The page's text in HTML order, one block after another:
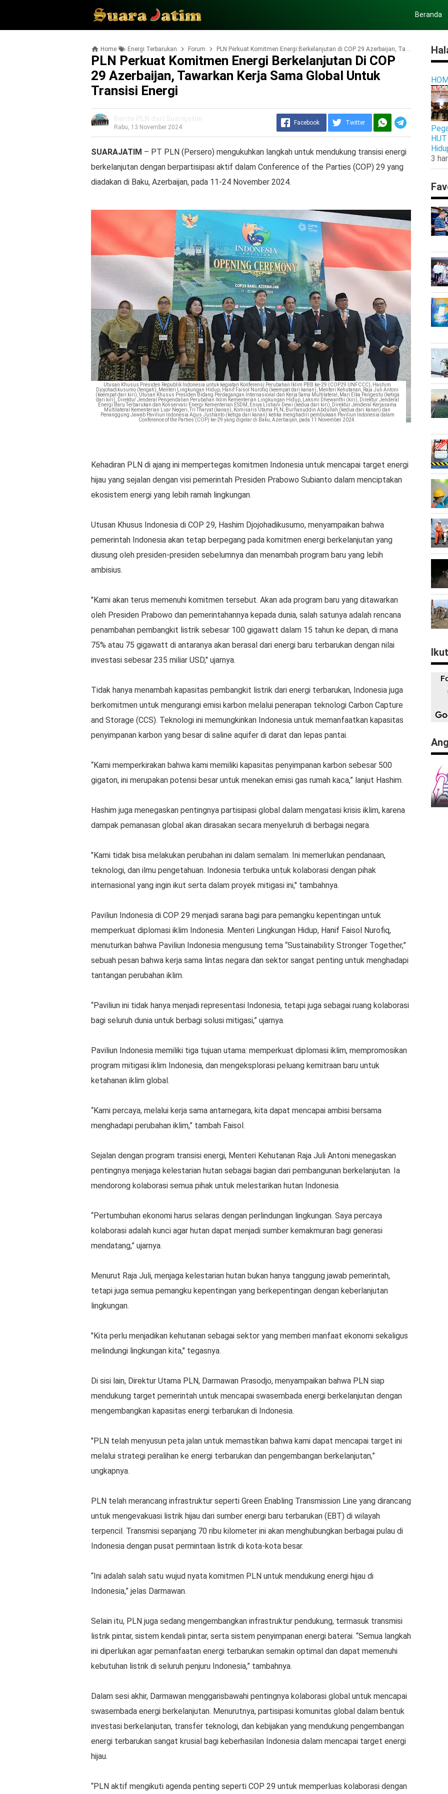
Beranda
Home Energi Terbarukan Forum PLN Perkuat Komitmen Energi Berkelanjutan di COP 29 Azerbaijan, Tawarkan Kerja Sama Global untuk Transisi Energi
PLN Perkuat Komitmen Energi Berkelanjutan Di COP
29 Azerbaijan, Tawarkan Kerja Sama Global Untuk
Transisi Energi
Rabu, 13 November 2024
Facebook Twitter
SUARAJATIM – PT PLN (Persero) mengukuhkan langkah untuk mendukung transisi energi
berkelanjutan dengan berpartisipasi aktif dalam Conference of the Parties (COP) 29 yang
diadakan di Baku, Azerbaijan, pada 11-24 November 2024.
Utusan Khusus Presiden Republik Indonesia untuk kegiatan Konferensi Perubahan Iklim PBB ke-29 (COP29 UNFCCC), Hashim
Djojohadikusumo (tengah), Menteri Lingkungan Hidup, Hanif Faisol Nurofiq (keempat dari kanan), Menteri Kehutanan, Raja Juli Antoni
(keempat dari kiri), Utusan Khusus Presiden Bidang Perdagangan Internasional dan Kerja Sama Multilateral, Mari Elka Pangestu (ketiga
dari kiri), Direktur Jenderal Pengendalian Perubahan Iklim Kementerian Lingkungan Hidup, Laksmi Dhewanthi (kiri), Direktur Jenderal
Energi Baru Terbarukan dan Konservasi Energi Kementerian ESDM, Eniya Listiani Dewi (kedua dari kiri), Direktur Jenderal Kerjasama
Multilateral Kementerian Luar Negeri, Tri Tharyat (kanan), Komisaris Utama PLN, Burhanuddin Abdullah (kedua dari kanan) dan
Penanggung Jawab Paviliun Indonesia Agus Justianto (ketiga dari kanan) ketika menghadiri pembukaan Paviliun Indonesia dalam
Conference of the Parties (COP) ke-29 yang digelar di Baku, Azerbaijan, pada 11 November 2024.
Kehadiran PLN di ajang ini mempertegas komitmen Indonesia untuk mencapai target energi
hijau yang sejalan dengan visi pemerintah Presiden Prabowo Subianto dalam menciptakan
ekosistem energi yang lebih ramah lingkungan.
Utusan Khusus Indonesia di COP 29, Hashim Djojohadikusumo, menyampaikan bahwa
pemerintah Indonesia akan tetap berpegang pada komitmen energi berkelanjutan yang
diusung oleh presiden-presiden sebelumnya dan menambah program baru yang lebih
ambisius.
"Kami akan terus memenuhi komitmen tersebut. Akan ada program baru yang ditawarkan
oleh Presiden Prabowo dan pemerintahannya kepada dunia, salah satunya adalah rencana
penambahan pembangkit listrik sebesar 100 gigawatt dalam 15 tahun ke depan, di mana
75% atau 75 gigawatt di antaranya akan berasal dari energi baru terbarukan dengan nilai
investasi sebesar 235 miliar USD," ujarnya.
Tidak hanya menambah kapasitas pembangkit listrik dari energi terbarukan, Indonesia juga
berkomitmen untuk mengurangi emisi karbon melalui penerapan teknologi Carbon Capture
and Storage (CCS). Teknologi ini memungkinkan Indonesia untuk memanfaatkan kapasitas
penyimpanan karbon yang besar di saline aquifer di darat dan lepas pantai.
“Kami memperkirakan bahwa kami memiliki kapasitas penyimpanan karbon sebesar 500
gigaton, ini merupakan potensi besar untuk menekan emisi gas rumah kaca,” lanjut Hashim.
Hashim juga menegaskan pentingnya partisipasi global dalam mengatasi krisis iklim, karena
dampak pemanasan global akan dirasakan secara menyeluruh di berbagai negara.
"Kami tidak bisa melakukan perubahan ini dalam semalam. Ini memerlukan pendanaan,
teknologi, dan ilmu pengetahuan. Indonesia terbuka untuk kolaborasi dengan pihak
internasional yang ingin ikut serta dalam proyek mitigasi ini," tambahnya.
Paviliun Indonesia di COP 29 menjadi sarana bagi para pemangku kepentingan untuk
memperkuat diplomasi iklim Indonesia. Menteri Lingkungan Hidup, Hanif Faisol Nurofiq,
menuturkan bahwa Paviliun Indonesia mengusung tema “Sustainability Stronger Together,”
sebuah pesan bahwa kerja sama lintas negara dan sektor sangat penting untuk menghadapi
tantangan perubahan iklim.
“Paviliun ini tidak hanya menjadi representasi Indonesia, tetapi juga sebagai ruang kolaborasi
bagi seluruh dunia untuk berbagi solusi mitigasi,” ujarnya.
Paviliun Indonesia memiliki tiga tujuan utama: memperkuat diplomasi iklim, mempromosikan
program mitigasi iklim Indonesia, dan mengeksplorasi peluang kemitraan baru untuk
ketahanan iklim global.
“Kami percaya, melalui kerja sama antarnegara, kita dapat mencapai ambisi bersama
menghadapi perubahan iklim,” tambah Faisol.
Sejalan dengan program transisi energi, Menteri Kehutanan Raja Juli Antoni menegaskan
pentingnya menjaga kelestarian hutan sebagai bagian dari pembangunan berkelanjutan. Ia
mendorong kolaborasi semua pihak untuk melestarikan hutan Indonesia.
“Pertumbuhan ekonomi harus selaras dengan perlindungan lingkungan. Saya percaya
kolaborasi adalah kunci agar hutan dapat menjadi sumber kemakmuran bagi generasi
mendatang,” ujarnya.
Menurut Raja Juli, menjaga kelestarian hutan bukan hanya tanggung jawab pemerintah,
tetapi juga semua pemangku kepentingan yang berkepentingan dengan keberlanjutan
lingkungan.
"Kita perlu menjadikan kehutanan sebagai sektor yang memberi manfaat ekonomi sekaligus
melindungi lingkungan kita," tegasnya.
Di sisi lain, Direktur Utama PLN, Darmawan Prasodjo, menyampaikan bahwa PLN siap
mendukung target pemerintah untuk mencapai swasembada energi berkelanjutan dengan
mengembangkan kapasitas energi terbarukan di Indonesia.
"PLN telah menyusun peta jalan untuk memastikan bahwa kami dapat mencapai target ini
melalui strategi peralihan ke energi terbarukan dan pengembangan berkelanjutan,”
ungkapnya.
PLN telah merancang infrastruktur seperti Green Enabling Transmission Line yang dirancang
untuk mengevakuasi listrik hijau dari sumber energi baru terbarukan (EBT) di wilayah
terpencil. Transmisi sepanjang 70 ribu kilometer ini akan menghubungkan berbagai pulau di
Indonesia dengan pusat permintaan listrik di kota-kota besar.
“Ini adalah salah satu wujud nyata komitmen PLN untuk mendukung energi hijau di
Indonesia,” jelas Darmawan.
Selain itu, PLN juga sedang mengembangkan infrastruktur pendukung, termasuk transmisi
listrik pintar, sistem kendali pintar, serta sistem penyimpanan energi baterai. “Semua langkah
ini diperlukan agar pemanfaatan energi terbarukan semakin optimal dan dapat memenuhi
kebutuhan listrik di seluruh penjuru Indonesia,” tambahnya.
Dalam sesi akhir, Darmawan menggarisbawahi pentingnya kolaborasi global untuk mencapai
swasembada energi berkelanjutan. Menurutnya, partisipasi komunitas global dalam bentuk
investasi berkelanjutan, transfer teknologi, dan kebijakan yang mendukung pengembangan
energi terbarukan sangat krusial bagi keberhasilan Indonesia dalam mencapai target energi
hijau.
“PLN aktif mengikuti agenda penting seperti COP 29 untuk memperluas kolaborasi dengan
3